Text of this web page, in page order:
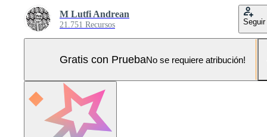
M Lutfi Andrean
21.751 Recursos Seguir
Gratis con PruebaNo se requiere atribución!